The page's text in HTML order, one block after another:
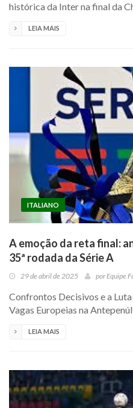
histórica da Inter na final da
LEIA MAIS
ITALIANO
A emoção da reta final:
35ª rodada da Série A
29 de abril de 2025 por Equipe
Confrontos Decisivos e a
Vagas Europeias na
LEIA MAIS